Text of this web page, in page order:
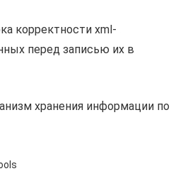
корректности xml-
перед записью их в
хранения информации по